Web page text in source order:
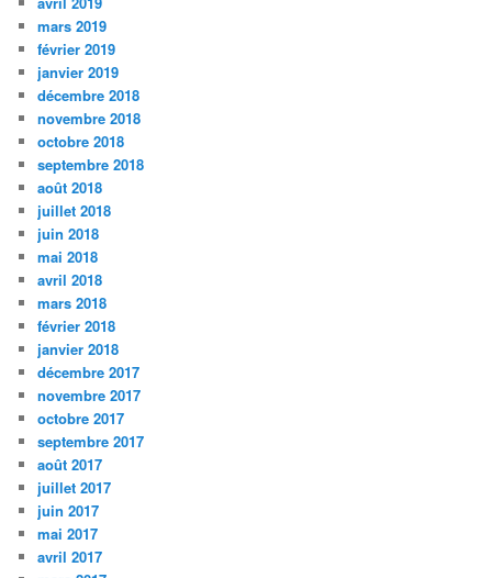
mars 2019
février 2019
janvier 2019
décembre 2018
novembre 2018
octobre 2018
septembre 2018
août 2018
juillet 2018
juin 2018
mai 2018
avril 2018
mars 2018
février 2018
janvier 2018
décembre 2017
novembre 2017
octobre 2017
septembre 2017
août 2017
juillet 2017
juin 2017
mai 2017
avril 2017